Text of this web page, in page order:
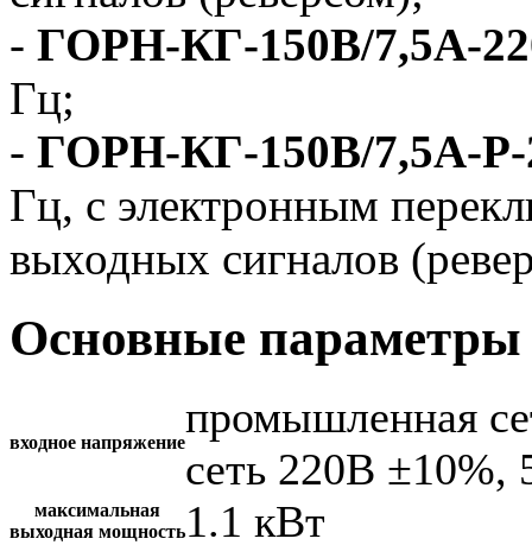
- ГОРН-КГ-150В/7,5А-
Гц;
- ГОРН-КГ-150В/7,5А-Р-
Гц, с электронным
выходных сигналов
Основные параметры
входное напряжение
промышленная
сеть 220В ±10%,
максимальная
выходная мощность1.1 кВт